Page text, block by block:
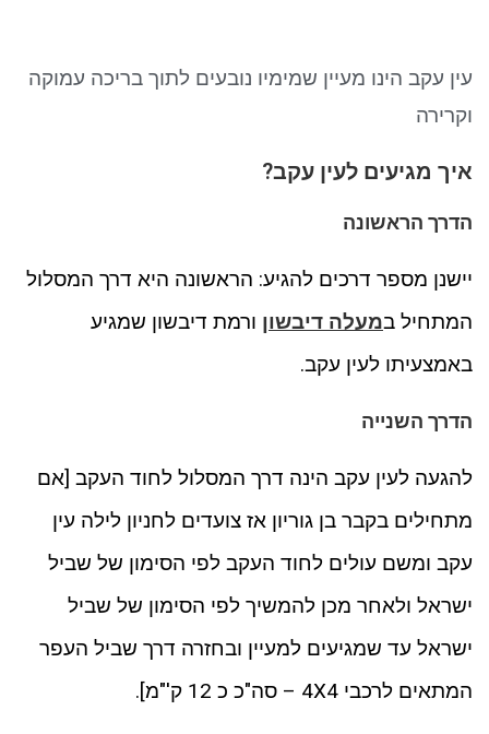
לאפס את כל האפשרויות
עין עקב הינו מעיין שמימיו נובעים לתוך בריכה עמוקה
וקרירה
איך מגיעים לעין עקב?
הדרך הראשונה
יישנן מספר דרכים להגיע: הראשונה היא דרך המסלול
המתחיל במעלה דיבשון ורמת דיבשון שמגיע
באמצעיתו לעין עקב.
הדרך השנייה
להגעה לעין עקב הינה דרך המסלול לחוד העקב [אם
מתחילים בקבר בן גוריון אז צועדים לחניון לילה עין
עקב ומשם עולים לחוד העקב לפי הסימון של שביל
ישראל ולאחר מכן להמשיך לפי הסימון של שביל
ישראל עד שמגיעים למעיין ובחזרה דרך שביל העפר
המתאים לרכבי 4X4 – סה"כ כ 12 ק'"מ].